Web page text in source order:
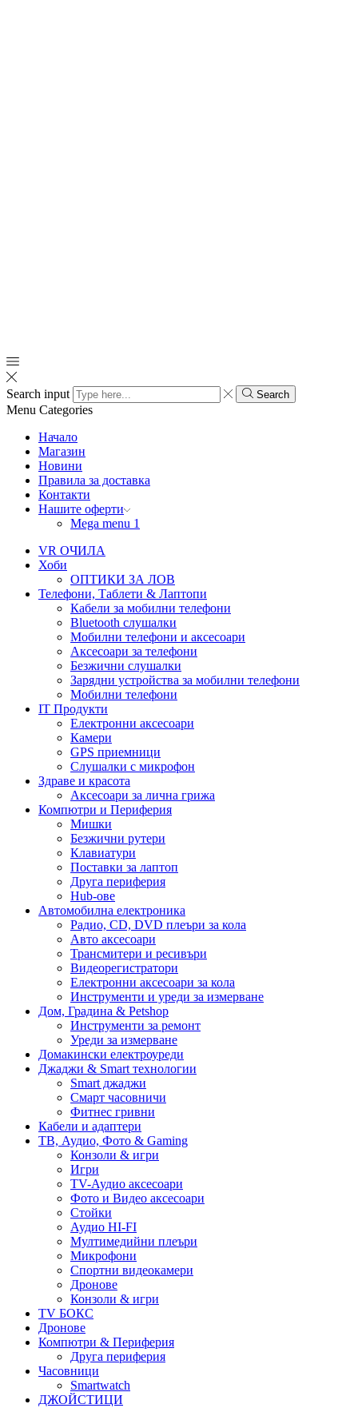
Search input Search
Menu Categories
Начало
Магазин
Новини
Правила за доставка
Контакти
Нашите оферти
Mega menu 1
VR ОЧИЛА
Хоби
ОПТИКИ ЗА ЛОВ
Телефони, Таблети & Лаптопи
Кабели за мобилни телефони
Bluetooth слушалки
Мобилни телефони и аксесоари
Аксесоари за телефони
Безжични слушалки
Зарядни устройства за мобилни телефони
Мобилни телефони
IT Продукти
Електронни аксесоари
Камери
GPS приемници
Слушалки с микрофон
Здраве и красота
Аксесоари за лична грижа
Компютри и Периферия
Мишки
Безжични рутери
Клавиатури
Поставки за лаптоп
Друга периферия
Hub-ове
Автомобилна електроника
Радио, CD, DVD плеъри за кола
Авто аксесоари
Трансмитери и ресивъри
Видеорегистратори
Електронни аксесоари за кола
Инструменти и уреди за измерване
Дом, Градина & Petshop
Инструменти за ремонт
Уреди за измерване
Домакински електроуреди
Джаджи & Smart технологии
Smart джаджи
Смарт часовничи
Фитнес гривни
Кабели и адаптери
ТВ, Аудио, Фото & Gaming
Конзоли & игри
Игри
TV-Аудио аксесоари
Фото и Видео аксесоари
Стойки
Аудио HI-FI
Мултимедийни плеъри
Микрофони
Спортни видеокамери
Дронове
Конзоли & игри
TV БОКС
Дронове
Компютри & Периферия
Друга периферия
Часовници
Smartwatch
ДЖОЙСТИЦИ